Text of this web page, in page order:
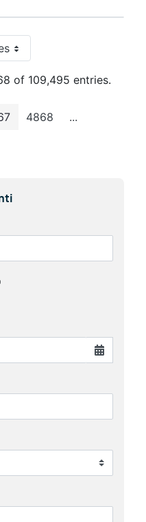
Page
of 109,495 entries.
Page
4868 ...Intermediate